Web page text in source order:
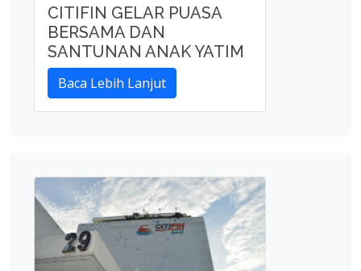
CITIFIN GELAR PUASA
BERSAMA DAN
SANTUNAN ANAK YATIM
Baca Lebih Lanjut